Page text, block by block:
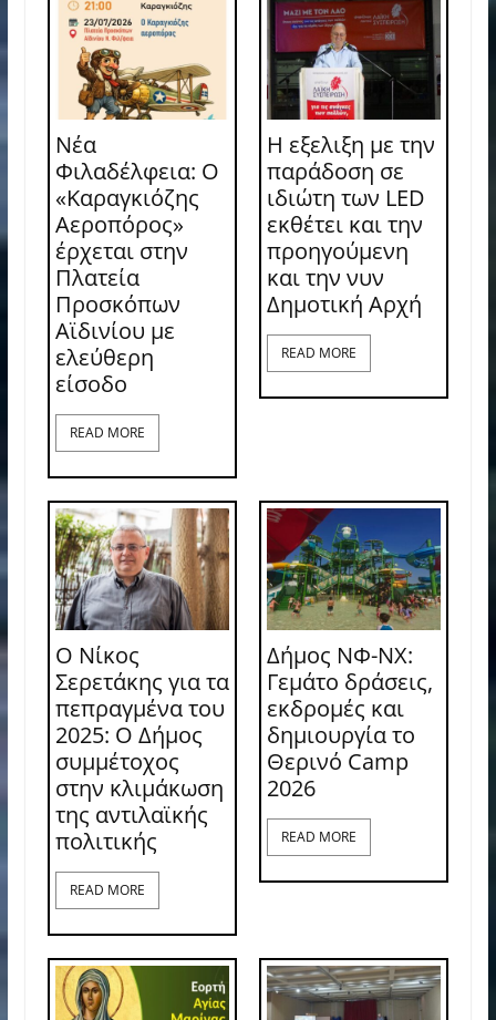
Νέα
Φιλαδέλφεια: Ο
«Καραγκιόζης
Αεροπόρος»
έρχεται στην
Πλατεία
Προσκόπων
Αϊδινίου με
ελεύθερη
είσοδο
READ MORE
Η εξελιξη με την
παράδοση σε
ιδιώτη των LED
εκθέτει και την
προηγούμενη
και την νυν
Δημοτική Αρχή
READ MORE
Ο Νίκος
Σερετάκης για τα
πεπραγμένα του
2025: Ο Δήμος
συμμέτοχος
στην κλιμάκωση
της αντιλαϊκής
πολιτικής
READ MORE
Δήμος ΝΦ-ΝΧ:
Γεμάτο δράσεις,
εκδρομές και
δημιουργία το
Θερινό Camp
2026
READ MORE